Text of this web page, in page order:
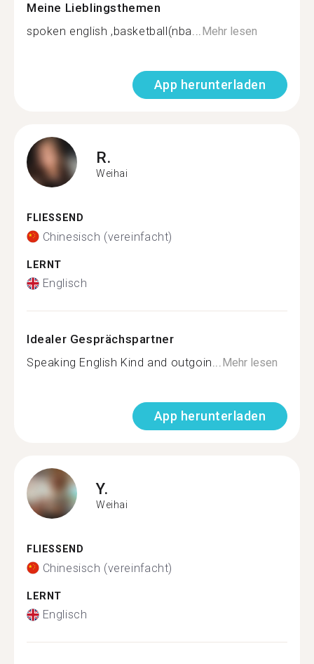
Meine Lieblingsthemen
spoken english ,basketball(nba...Mehr lesen
App herunterladen
R.
Weihai
FLIESSEND
Chinesisch (vereinfacht)
LERNT
Englisch
Idealer Gesprächspartner
Speaking English Kind and outgoin...Mehr lesen
App herunterladen
Y.
Weihai
FLIESSEND
Chinesisch (vereinfacht)
LERNT
Englisch